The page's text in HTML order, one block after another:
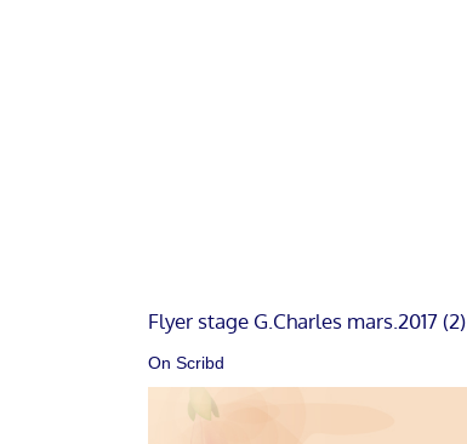
Flyer stage G.Charles mars.2017 (2)
On Scribd